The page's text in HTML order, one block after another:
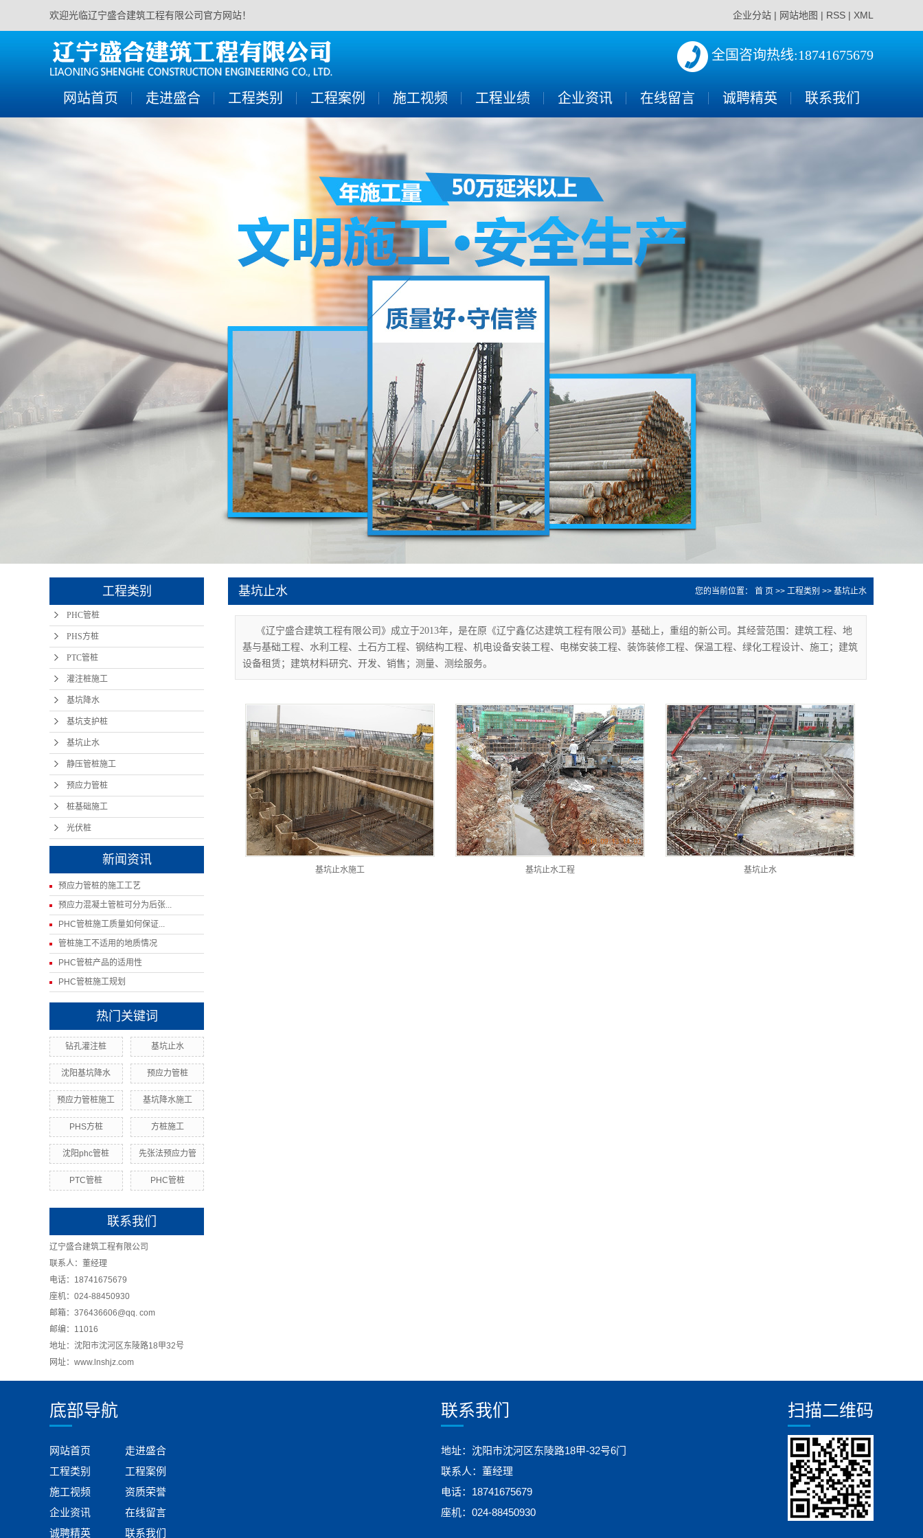
欢迎光临辽宁盛合建筑工程有限公司官方网站！ 企业分站 | 网站地图 | RSS | XML
全国咨询热线:18741675679
网站首页 走进盛合 工程类别
基坑降水
基坑支护桩
桩基础施工
光伏桩
工程案例
成功案例
施工视频 工程业绩 企业资讯
新闻资讯
技术知识
在线留言 诚聘精英 联系我们
工程类别
PHC管桩
PHS方桩
PTC管桩
灌注桩施工
基坑降水
基坑支护桩
基坑止水
静压管桩施工
预应力管桩
桩基础施工
光伏桩
新闻资讯
预应力管桩的施工工艺
预应力混凝土管桩可分为后张...
PHC管桩施工质量如何保证...
管桩施工不适用的地质情况
PHC管桩产品的适用性
PHC管桩施工规划
热门关键词
钻孔灌注桩 基坑止水
沈阳基坑降水 预应力管桩
预应力管桩施工 基坑降水施工
PHS方桩 方桩施工
沈阳phc管桩 先张法预应力管
PTC管桩 PHC管桩
联系我们
辽宁盛合建筑工程有限公司
联系人：董经理
电话：18741675679
座机：024-88450930
邮箱：376436606@qq. com
邮编：11016
地址：沈阳市沈河区东陵路18甲32号
网址：www.lnshjz.com
基坑止水 您的当前位置： 首 页 >> 工程类别 >> 基坑止水
《辽宁盛合建筑工程有限公司》成立于2013年，是在原《辽宁鑫亿达建筑工程有限公司》基础上，重组的新公司。其经营范围：建筑工程、地
基与基础工程、水利工程、土石方工程、钢结构工程、机电设备安装工程、电梯安装工程、装饰装修工程、保温工程、绿化工程设计、施工；建筑
设备租赁；建筑材料研究、开发、销售；测量、测绘服务。
基坑止水施工 基坑止水工程 基坑止水
底部导航
网站首页
走进盛合
工程类别
工程案例
施工视频
资质荣誉
企业资讯
在线留言
诚聘精英
联系我们
联系我们
地址：沈阳市沈河区东陵路18甲-32号6门
联系人：董经理
电话：18741675679
座机：024-88450930
扫描二维码